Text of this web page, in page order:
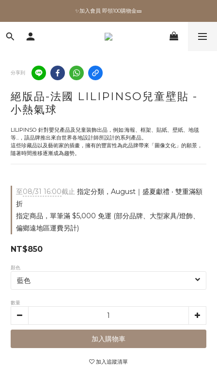
✨加入會員 即領100購物金🎫
✨加入會員 即領100購物金🎫
全館滿額現折🔥
✨加入會員 即領100購物金🎫
分享到
絕版品-法國 LILIPINSO兒童壁貼 -
小熱氣球
LILIPINSO 針對嬰兒產品及兒童裝飾出品，例如:海報、框架、貼紙、壁紙、地毯
等...，該品牌推出來自世界各地設計師所設計的系列產品。
這些珍藏品以及藝術家的插畫，擁有的豐富性為此品牌帶來「圖像文化」的願景，
隨著時間推移逐漸成為趨勢。
至08/31 16:00截止 指定分類，August｜盛夏獻禮 ‧ 雙重滿額
折
指定商品，單筆滿 $5,000 免運 (部分品牌、大型家具/燈飾、
偏鄉遠地區運費另計)
NT$850
顏色
數量
加入購物車
加入追蹤清單